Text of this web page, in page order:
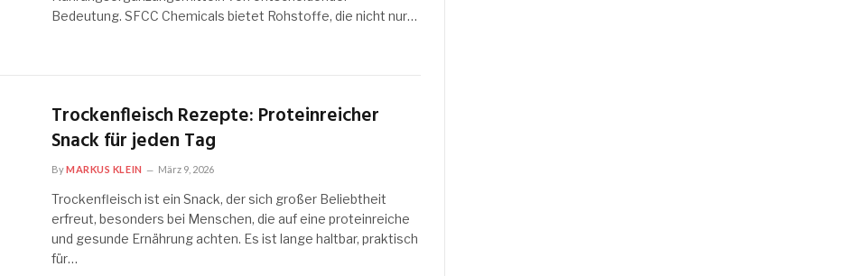
Bedeutung. SFCC Chemicals bietet Rohstoffe, die nicht nur…
Trockenfleisch Rezepte: Proteinreicher
Snack für jeden Tag
ByMARKUS KLEIN März 9, 2026
Trockenfleisch ist ein Snack, der sich großer Beliebtheit
erfreut, besonders bei Menschen, die auf eine proteinreiche
und gesunde Ernährung achten. Es ist lange haltbar, praktisch
für…